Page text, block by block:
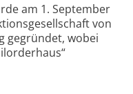
am 1. September
von
gegründet, wobei